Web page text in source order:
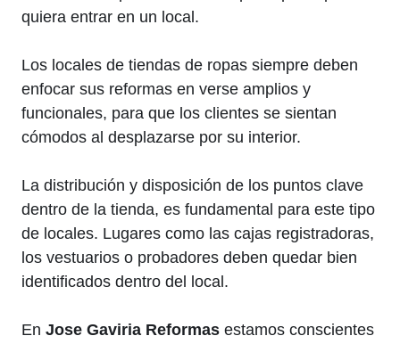
quiera entrar en un local.
Los locales de tiendas de ropas siempre deben
enfocar sus reformas en verse amplios y
funcionales, para que los clientes se sientan
cómodos al desplazarse por su interior.
La distribución y disposición de los puntos clave
dentro de la tienda, es fundamental para este tipo
de locales. Lugares como las cajas registradoras,
los vestuarios o probadores deben quedar bien
identificados dentro del local.
En Jose Gaviria Reformas estamos conscientes